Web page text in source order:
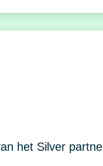
het Silver